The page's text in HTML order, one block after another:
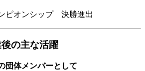
ピオンシップ 決勝進出
の主な活躍
団体メンバーとして